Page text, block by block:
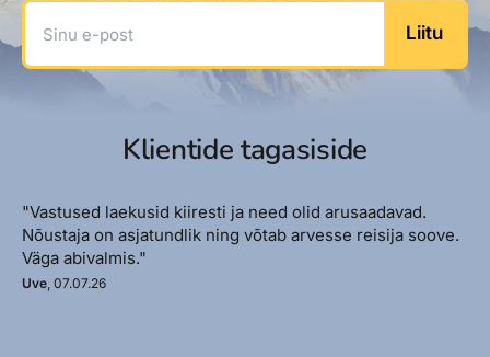
Sinu e-post
Liitu
Klientide tagasiside
"Vastused laekusid kiiresti ja need olid arusaadavad.
Nõustaja on asjatundlik ning võtab arvesse reisija soove.
Väga abivalmis."
Uve , 07.07.26